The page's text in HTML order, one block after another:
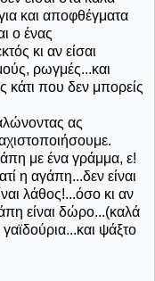
και αποφθέγματα
ο ένας
κι αν είσαι
ρωγμές...και
κάτι που δεν μπορείς
ας
με ένα γράμμα, ε!
η αγάπη...δεν είναι
λάθος!...όσο κι αν
είναι δώρο...(καλά
ψάξτο